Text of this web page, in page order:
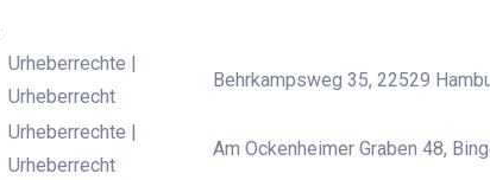
Urheberrechte |
Urheberrecht
Behrkampsweg 35, 22529
Urheberrechte |
Urheberrecht
Am Ockenheimer Graben 48,